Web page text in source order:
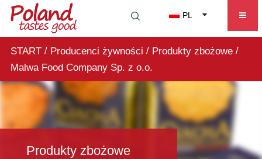
PL
START/ Producenci żywności / Produkty zbożowe/
Malwa Food Company Sp. z o.o.
Produkty zbożowe